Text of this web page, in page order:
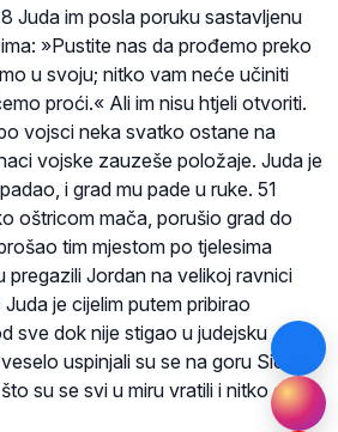
Juda im posla poruku sastavljenu
»Pustite nas da prođemo preko
u svoju; nitko vam neće učiniti
proći.« Ali im nisu htjeli otvoriti.
vojsci neka svatko ostane na
vojske zauzeše položaje. Juda je
i grad mu pade u ruke. 51
oštricom mača, porušio grad do
tim mjestom po tjelesima
pregazili Jordan na velikoj ravnici
je cijelim putem pribirao
sve dok nije stigao u judejsku
uspinjali su se na goru Sion i
su se svi u miru vratili i nitko od